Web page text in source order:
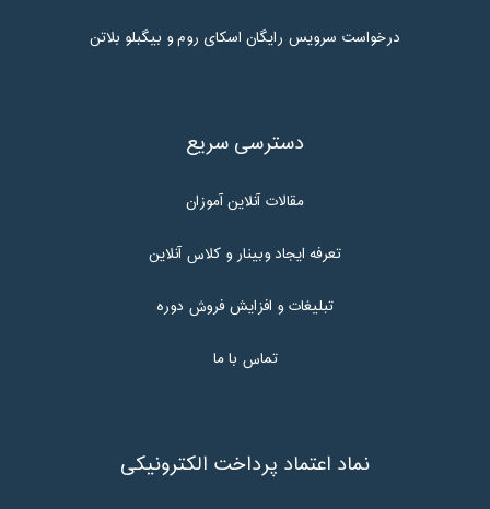
درخواست سرویس رایگان اسکای روم و بیگبلو بلاتن
دسترسی سریع
مقالات آنلاین آموزان
تعرفه ایجاد وبینار و کلاس آنلاین
تبلیغات و افزایش فروش دوره
تماس با ما
نماد اعتماد پرداخت الکترونیکی